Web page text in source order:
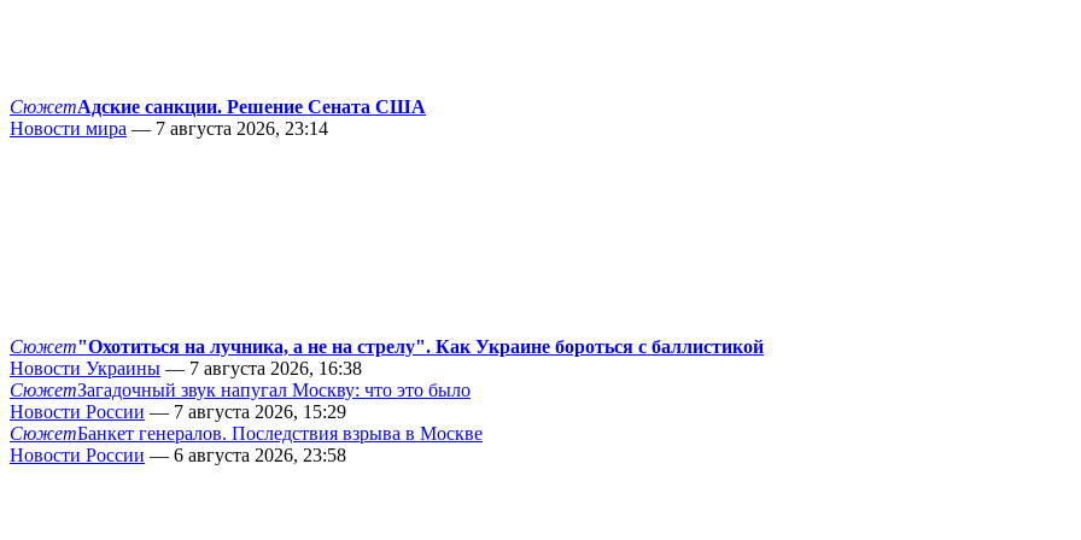
СюжетАдские санкции. Решение Сената США
Новости мира — 7 августа 2026, 23:14
Сюжет"Охотиться на лучника, а не на стрелу". Как Украине бороться с баллистикой
Новости Украины — 7 августа 2026, 16:38
СюжетЗагадочный звук напугал Москву: что это было
Новости России — 7 августа 2026, 15:29
СюжетБанкет генералов. Последствия взрыва в Москве
Новости России — 6 августа 2026, 23:58